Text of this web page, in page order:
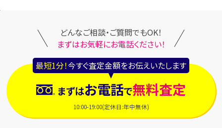
どんなご相談・ご質問でもOK！
まずはお気軽にお電話ください！
最短1分！今すぐ査定金額をお伝えいたします
まずはお電話で無料査定
10:00-19:00(定休日:年中無休)